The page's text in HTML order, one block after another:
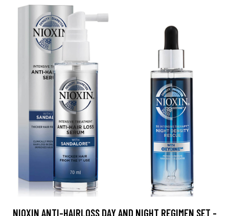
NIOXIN ANTI-HAIRLOSS DAY AND NIGHT REGIMEN SET -